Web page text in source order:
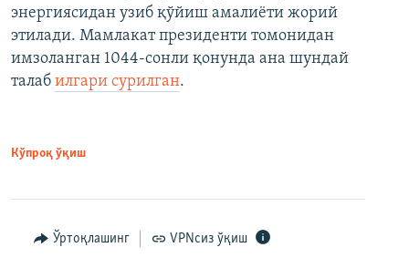
энергиясидан узиб қўйиш амалиёти жорий
этилади. Мамлакат президенти томонидан
имзоланган 1044-сонли қонунда ана шундай
талаб илгари сурилган.
Кўпроқ ўқиш
Ўртоқлашинг VPNсиз ўқиш